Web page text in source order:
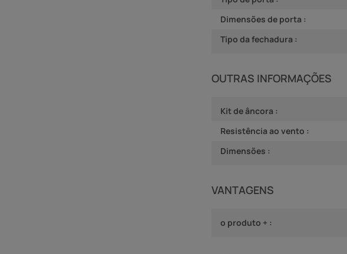
Dimensões de porta :
Tipo da fechadura :
OUTRAS INFORMAÇÕES
Kit de âncora :
Resistência ao vento :
Dimensões :
VANTAGENS
o produto + :